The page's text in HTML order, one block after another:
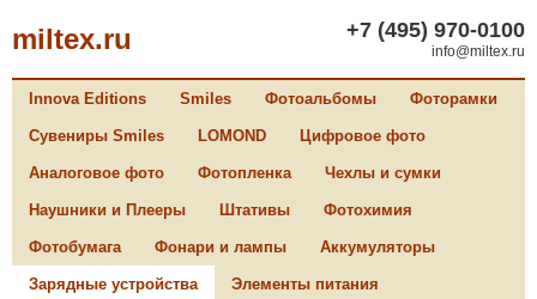
miltex.ru +7 (495) 970-0100
info@miltex.ru
Innova Editions Smiles Фотоальбомы Фоторамки
Сувениры Smiles LOMOND Цифровое фото
Аналоговое фото Фотопленка Чехлы и сумки
Наушники и Плееры Штативы Фотохимия
Фотобумага Фонари и лампы Аккумуляторы
Зарядные устройства Элементы питания